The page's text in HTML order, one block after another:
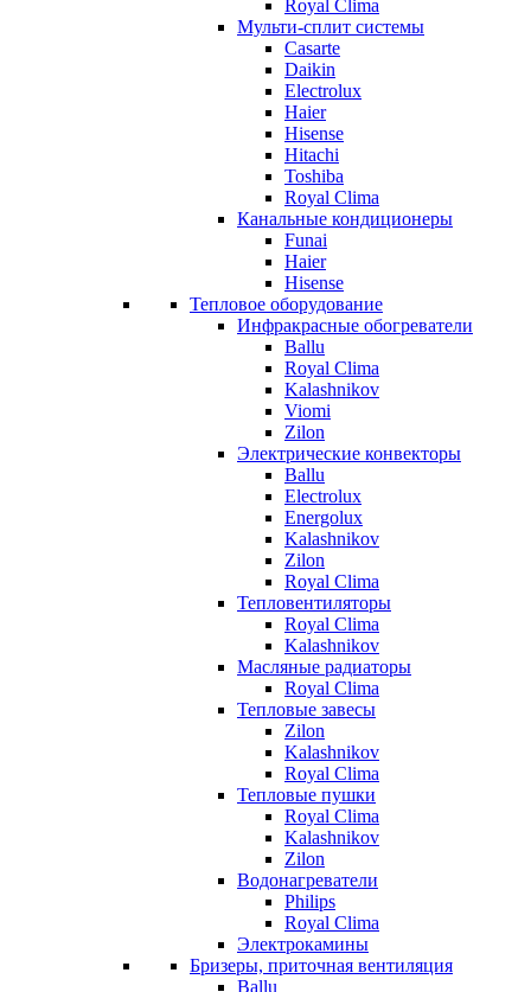
Royal Clima
Мульти-сплит системы
Casarte
Daikin
Electrolux
Haier
Hisense
Hitachi
Toshiba
Royal Clima
Канальные кондиционеры
Funai
Haier
Hisense
Тепловое оборудование
Инфракрасные обогреватели
Ballu
Royal Clima
Kalashnikov
Viomi
Zilon
Электрические конвекторы
Ballu
Electrolux
Energolux
Kalashnikov
Zilon
Royal Clima
Тепловентиляторы
Royal Clima
Kalashnikov
Масляные радиаторы
Royal Clima
Тепловые завесы
Zilon
Kalashnikov
Royal Clima
Тепловые пушки
Royal Clima
Kalashnikov
Zilon
Водонагреватели
Philips
Royal Clima
Электрокамины
Бризеры, приточная вентиляция
Ballu